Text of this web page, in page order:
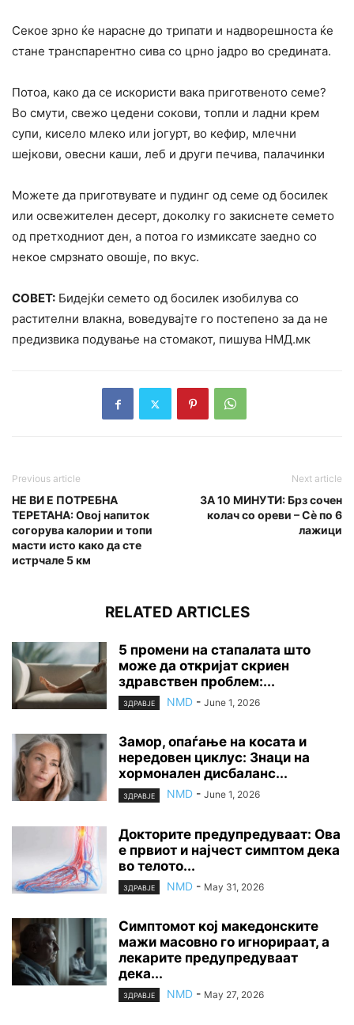
Секое зрно ќе нарасне до трипати и надворешноста ќе
стане транспарентно сива со црно јадро во средината.
Потоа, како да се искористи вака приготвеното семе?
Во смути, свежо цедени сокови, топли и ладни крем
супи, кисело млеко или јогурт, во кефир, млечни
шејкови, овесни каши, леб и други печива, палачинки
Можете да приготвувате и пудинг од семе од босилек
или освежителен десерт, доколку го закиснете семето
од претходниот ден, а потоа го измиксате заедно со
некое смрзнато овошје, по вкус.
СОВЕТ: Бидејќи семето од босилек изобилува со
растителни влакна, воведувајте го постепено за да не
предизвика подување на стомакот, пишува НМД.мк
Previous article
НЕ ВИ Е ПОТРЕБНА
ТЕРЕТАНА: Овој напиток
согорува калории и топи
масти исто како да сте
истрчале 5 км
Next article
ЗА 10 МИНУТИ: Брз сочен
колач со ореви – Сè по 6
лажици
RELATED ARTICLES
5 промени на стапалата што
може да откријат скриен
здравствен проблем:...
ЗДРАВЈЕ NMD - June 1, 2026
Замор, опаѓање на косата и
нередовен циклус: Знаци на
хормонален дисбаланс...
ЗДРАВЈЕ NMD - June 1, 2026
Докторите предупредуваат: Ова
е првиот и најчест симптом дека
во телото...
ЗДРАВЈЕ NMD - May 31, 2026
Симптомот кој македонските
мажи масовно го игнорираат, а
лекарите предупредуваат
дека...
ЗДРАВЈЕ NMD - May 27, 2026